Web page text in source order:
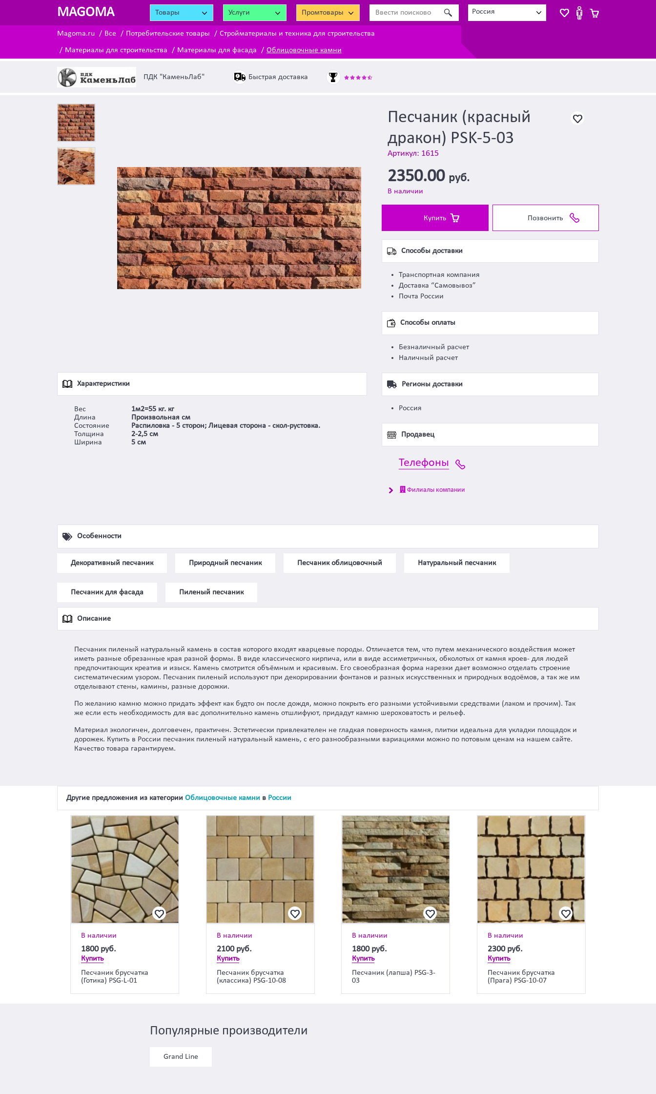
MAGOMA Товары Услуги Промтовары Россия
Magoma.ru Все Потребительские товары Стройматериалы и техника для строительства
Материалы для строительства Материалы для фасада Облицовочные камни
ПДК "КаменьЛаб" Быстрая доставка
Характеристики
Вес
1м2=55 кг. кг
Длина
Произвольная см
Состояние
Распиловка - 5 сторон; Лицевая сторона - скол-рустовка.
Толщина
2-2,5 см
Ширина
5 см
Песчаник (красный
дракон) PSK-5-03
Артикул: 1615
2350.00 руб.
В наличии
Купить Позвонить
Способы доставки
Транспортная компания
Доставка “Самовывоз”
Почта России
Способы оплаты
Безналичный расчет
Наличный расчет
Регионы доставки
Россия
Продавец
Телефоны
Филиалы компании
Особенности
Декоративный песчаник Природный песчаник Песчаник облицовочный Натуральный песчаник
Песчаник для фасада Пиленый песчаник
Описание
Песчаник пиленый натуральный камень в состав которого входят кварцевые породы. Отличается тем, что путем механического воздействия может
иметь разные обрезанные края разной формы. В виде классического кирпича, или в виде ассиметричных, обколотых от камня кроев- для людей
предпочитающих креатив и изыск. Камень смотрится объёмным и красивым. Его своеобразная форма нарезки дает возможно отделать строение
систематическим узором. Песчаник пиленый используют при декорировании фонтанов и разных искусственных и природных водоёмов, а так же им
отделывают стены, камины, разные дорожки.
По желанию камню можно придать эффект как будто он после дождя, можно покрыть его разными устойчивыми средствами (лаком и прочим). Так
же если есть необходимость для вас дополнительно камень отшлифуют, придадут камню шероховатость и рельеф.
Материал экологичен, долговечен, практичен. Эстетически привлекателен не гладкая поверхность камня, плитки идеальна для укладки площадок и
дорожек. Купить в России песчаник пиленый натуральный камень, с его разнообразными вариациями можно по потовым ценам на нашем сайте.
Качество товара гарантируем.
Другие предложения из категории Облицовочные камни в России
В наличии
1800 руб.
Купить
Песчаник брусчатка
(Готика) PSG-L-01
В наличии
2100 руб.
Купить
Песчаник брусчатка
(классика) PSG-10-08
В наличии
1800 руб.
Купить
Песчаник (лапша) PSG-3-
03
В наличии
2300 руб.
Купить
Песчаник брусчатка
(Прага) PSG-10-07
Популярные производители
Grand Line